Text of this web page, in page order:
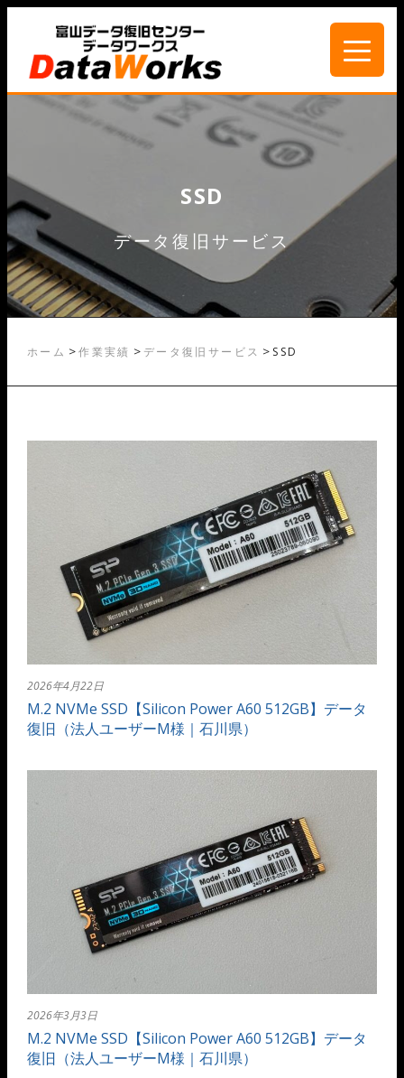
SSD
データ復旧サービス
ホーム >作業実績 > データ復旧サービス > SSD
2026年4月22日
M.2 NVMe SSD【Silicon Power A60 512GB】データ
復旧（法人ユーザーM様｜石川県）
2026年3月3日
M.2 NVMe SSD【Silicon Power A60 512GB】データ
復旧（法人ユーザーM様｜石川県）